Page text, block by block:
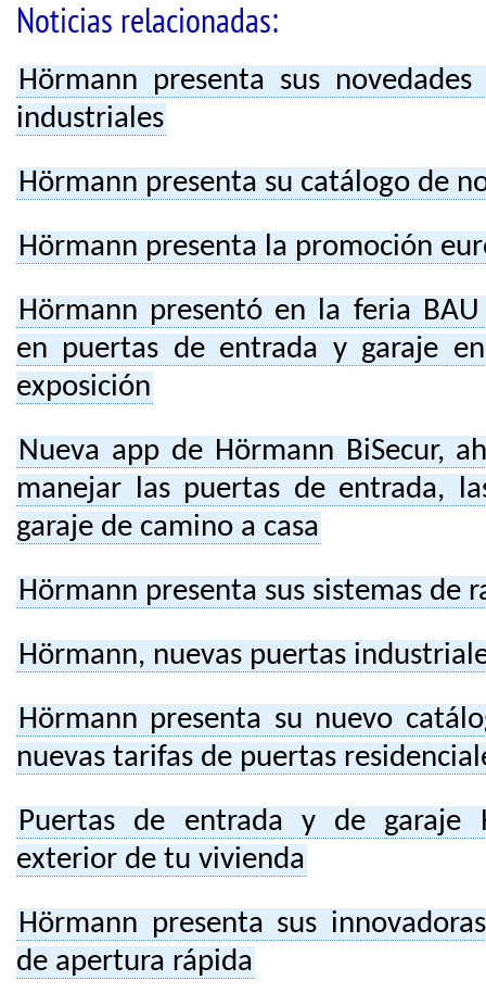
Noticias relacionadas:
Hörmann presenta sus
industriales
Hörmann presenta su catálogo de
Hörmann presenta la promoción
Hörmann presentó en la feria
en puertas de entrada y garaje
exposición
Nueva app de Hörmann BiSecur,
manejar las puertas de entrada,
garaje de camino a casa
Hörmann presenta sus sistemas de
Hörmann, nuevas puertas
Hörmann presenta su nuevo
nuevas tarifas de puertas
Puertas de entrada y de garaje
exterior de tu vivienda
Hörmann presenta sus
de apertura rápida